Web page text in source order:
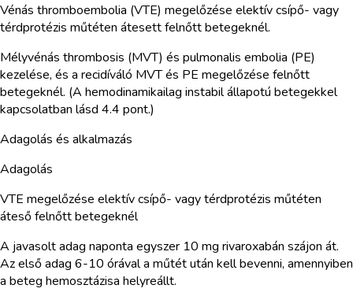
Vénás thromboembolia (VTE) megelőzése elektív csípő- vagy
térdprotézis műtéten átesett felnőtt betegeknél.
Mélyvénás thrombosis (MVT) és pulmonalis embolia (PE)
kezelése, és a recidíváló MVT és PE megelőzése felnőtt
betegeknél. (A hemodinamikailag instabil állapotú betegekkel
kapcsolatban lásd 4.4 pont.)
Adagolás és alkalmazás
Adagolás
VTE megelőzése elektív csípő- vagy térdprotézis műtéten
áteső felnőtt betegeknél
A javasolt adag naponta egyszer 10 mg rivaroxabán szájon át.
Az első adag 6-10 órával a műtét után kell bevenni, amennyiben
a beteg hemosztázisa helyreállt.